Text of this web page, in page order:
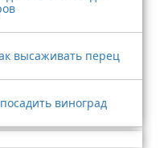
высаживать перец
виноград